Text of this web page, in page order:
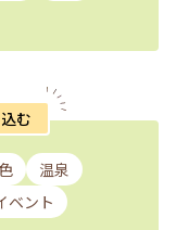
む
温泉
ベント